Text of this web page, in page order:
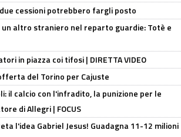
cessioni potrebbero fargli posto
altro straniero nel reparto guardie: Totè e
in piazza coi tifosi | DIRETTA VIDEO
del Torino per Cajuste
il calcio con l'infradito, la punizione per le
di Allegri | FOCUS
l'idea Gabriel Jesus! Guadagna 11-12 milioni